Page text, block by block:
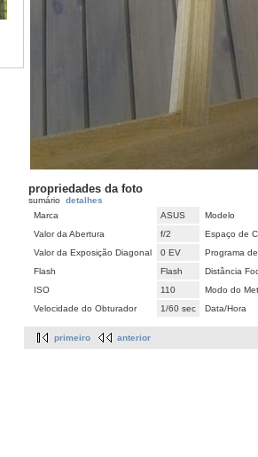
propriedades da foto
sumário detalhes
Marca
ASUS
Modelo
Valor da Abertura
f/2
Espaço de
Valor da Exposição Diagonal
0 EV
Programa
Flash
Flash
Distância
ISO
110
Modo do
Velocidade do Obturador
1/60 sec Data/Hora
primeiro anterior